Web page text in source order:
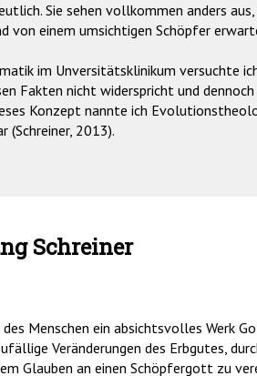
Sie sehen vollkommen anders
von einem umsichtigen Schöpfer
im Unversitätsklinikum versuchte
Fakten nicht widerspricht und
Konzept nannte ich
(Schreiner, 2013).
Schreiner
Menschen ein absichtsvolles Werk
Veränderungen des Erbgutes,
Glauben an einen Schöpfergott zu